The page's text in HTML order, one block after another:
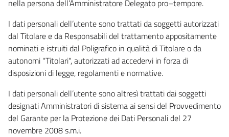
nella persona dell’Amministratore Delegato pro–tempore.
I dati personali dell’utente sono trattati da soggetti autorizzati
dal Titolare e da Responsabili del trattamento appositamente
nominati e istruiti dal Poligrafico in qualità di Titolare o da
autonomi "Titolari", autorizzati ad accedervi in forza di
disposizioni di legge, regolamenti e normative.
I dati personali dell’utente sono altresì trattati dai soggetti
designati Amministratori di sistema ai sensi del Provvedimento
del Garante per la Protezione dei Dati Personali del 27
novembre 2008 s.m.i.